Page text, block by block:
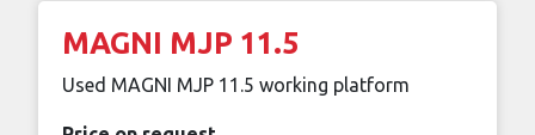
MAGNI MJP 11.5
Used MAGNI MJP 11.5 working platform